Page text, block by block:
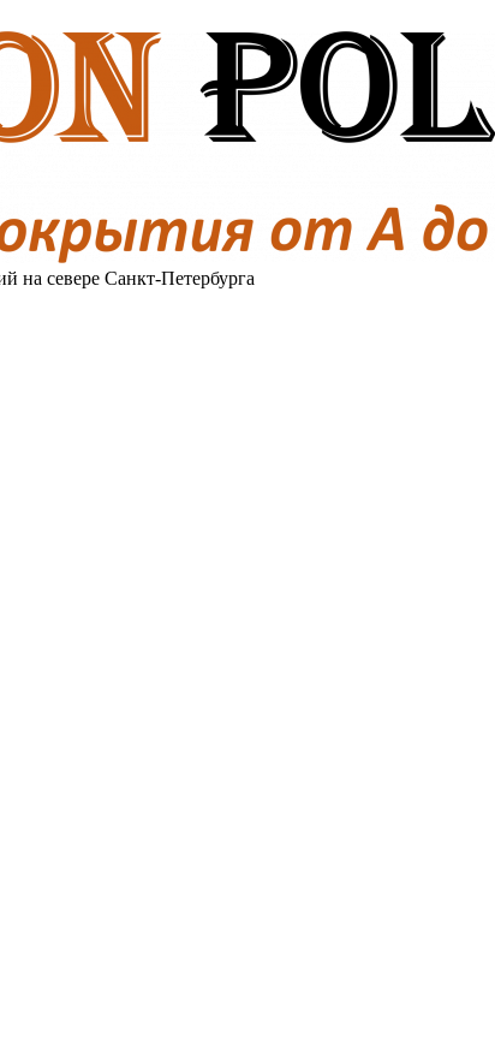
на севере Санкт-Петербурга